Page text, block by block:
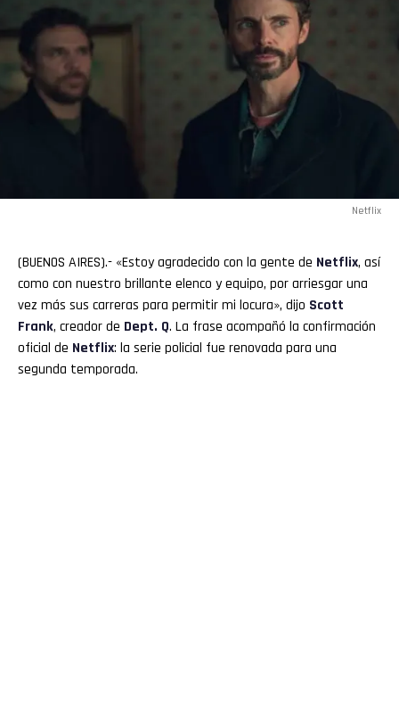
Netflix
(BUENOS AIRES).- «Estoy agradecido con la gente de Netflix, así
como con nuestro brillante elenco y equipo, por arriesgar una
vez más sus carreras para permitir mi locura», dijo Scott
Frank, creador de Dept. Q. La frase acompañó la confirmación
oficial de Netflix: la serie policial fue renovada para una
segunda temporada.